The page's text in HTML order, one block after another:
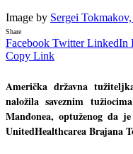
Image by Sergei
Share
Facebook Twitter LinkedIn
Copy Link
Američka državna
naložila saveznim
Manđonea, optuženog da
UnitedHealthcarea Brajana